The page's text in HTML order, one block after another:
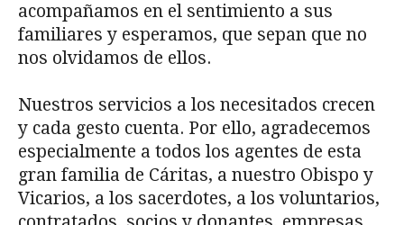
acompañamos en el sentimiento a sus
familiares y esperamos, que sepan que no
nos olvidamos de ellos.
Nuestros servicios a los necesitados crecen
y cada gesto cuenta. Por ello, agradecemos
especialmente a todos los agentes de esta
gran familia de Cáritas, a nuestro Obispo y
Vicarios, a los sacerdotes, a los voluntarios,